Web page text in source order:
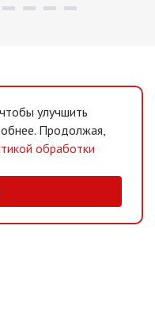
улучшить
Продолжая,
обработки